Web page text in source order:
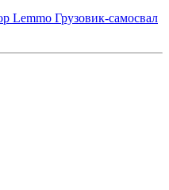
Lemmo Грузовик-самосвал